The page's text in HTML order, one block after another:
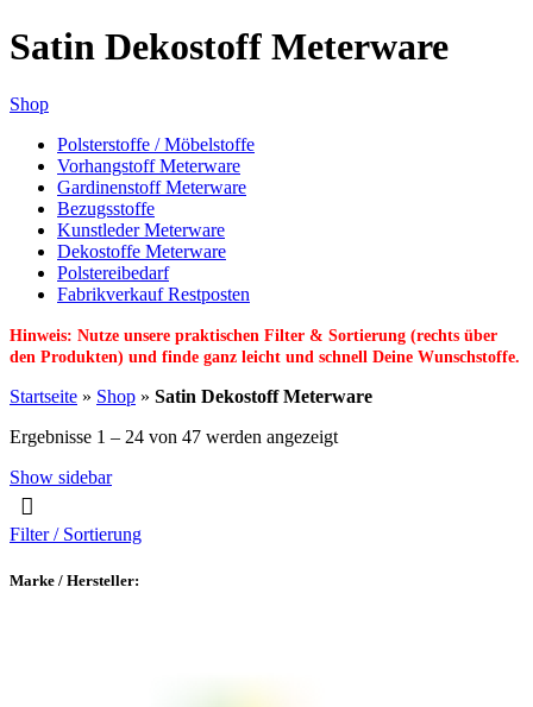
Satin Dekostoff Meterware
Shop
Polsterstoffe / Möbelstoffe
Vorhangstoff Meterware
Gardinenstoff Meterware
Bezugsstoffe
Kunstleder Meterware
Dekostoffe Meterware
Polstereibedarf
Fabrikverkauf Restposten
Hinweis: Nutze unsere praktischen Filter & Sortierung (rechts über
den Produkten) und finde ganz leicht und schnell Deine Wunschstoffe.
Startseite » Shop » Satin Dekostoff Meterware
Ergebnisse 1 – 24 von 47 werden angezeigt
Show sidebar
Filter / Sortierung
Marke / Hersteller: